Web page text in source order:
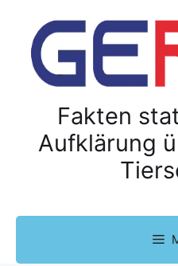
Fakten
Aufklärung